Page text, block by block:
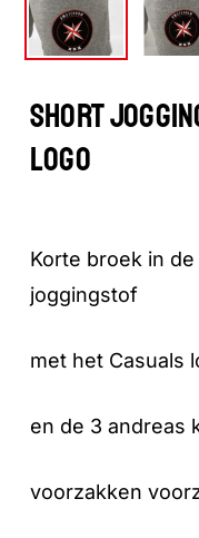
SHORT
LOGO
Korte broek in
joggingstof
met het Casuals
en de 3 andreas
voorzakken